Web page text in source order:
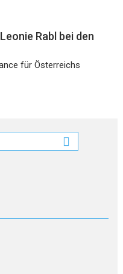
Rabl bei den
für Österreichs